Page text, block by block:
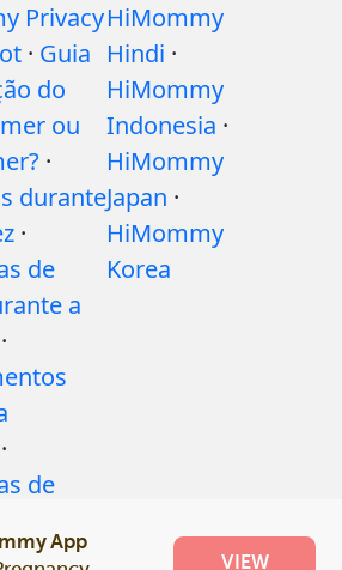
Privacy
· Guia
do
ou
·
durante
·
de
a
·
·
de
Politica
HiMommy
Hindi ·
HiMommy
Indonesia ·
HiMommy
Japan ·
HiMommy
Korea
App
VIEW